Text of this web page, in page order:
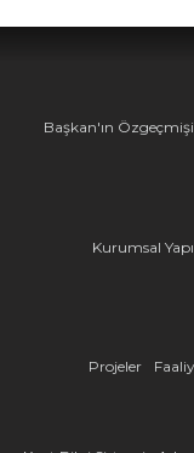
Başkan'ın Özgeçmişi
Kurumsal Yapı
Projeler